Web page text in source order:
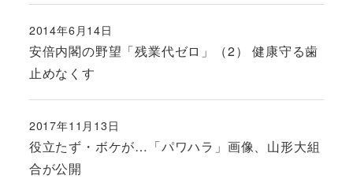
安倍内閣の野望「残業代ゼロ」（2） 健康守る歯
止めなくす
投稿日
2014年6月14日
役立たず・ボケが…「パワハラ」画像、山形大組
合が公開
投稿日
2017年11月13日